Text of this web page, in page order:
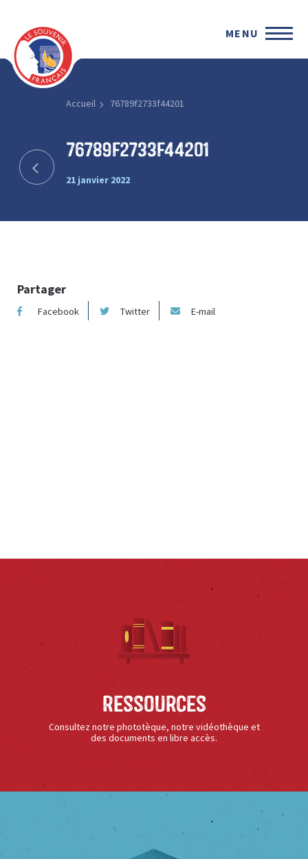
MENU
Accueil 76789f2733f44201
76789f2733f44201
21 janvier 2022
Partager
Facebook Twitter E-mail
Ressources
Consultez notre phototèque, notre vidéothèque et
des documents en libre accès.